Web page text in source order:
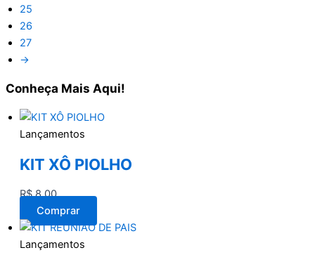
25
26
27
→
Conheça Mais Aqui!
Lançamentos
KIT XÔ PIOLHO
R$8,00
Comprar
Lançamentos